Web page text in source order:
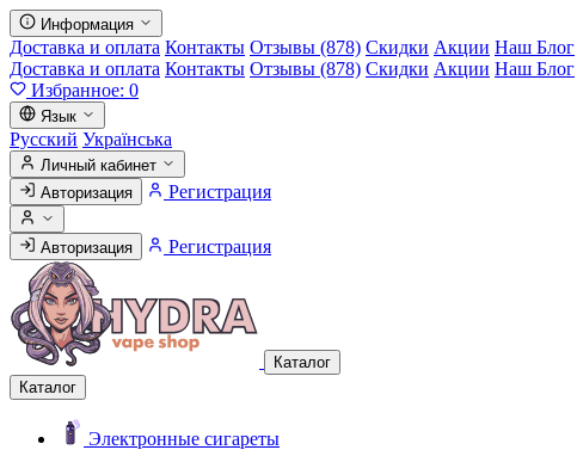
Информация
Доставка и оплата Контакты Отзывы (878) Скидки Акции Наш Блог
Доставка и оплата Контакты Отзывы (878) Скидки Акции Наш Блог
Избранное: 0
Язык
Русский Українська
Личный кабинет
Авторизация
Регистрация
Авторизация Регистрация
Каталог
Каталог
Электронные сигареты